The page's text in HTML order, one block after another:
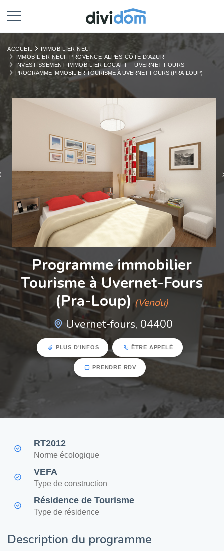
ACCUEIL
IMMOBILIER NEUF
IMMOBILIER NEUF PROVENCE-ALPES-CÔTE D'AZUR
INVESTISSEMENT IMMOBILIER LOCATIF - UVERNET-FOURS
PROGRAMME IMMOBILIER TOURISME À UVERNET-FOURS (PRA-LOUP)
Programme immobilier
Tourisme à Uvernet-Fours
(Pra-Loup) (Vendu)
Uvernet-fours, 04400
PLUS D'INFOS ÊTRE APPELÉ
PRENDRE RDV
RT2012
Norme écologique
VEFA
Type de construction
Résidence de Tourisme
Type de résidence
Description du programme